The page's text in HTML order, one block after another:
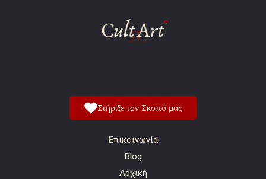
Στήριξε τον Σκοπό μας
Επικοινωνία
Blog
Αρχική